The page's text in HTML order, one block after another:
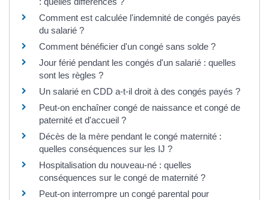
Comment est calculée l'indemnité de congés payés
du salarié ?
Comment bénéficier d'un congé sans solde ?
Jour férié pendant les congés d'un salarié : quelles
sont les règles ?
Un salarié en CDD a-t-il droit à des congés payés ?
Peut-on enchaîner congé de naissance et congé de
paternité et d'accueil ?
Décès de la mère pendant le congé maternité :
quelles conséquences sur les IJ ?
Hospitalisation du nouveau-né : quelles
conséquences sur le congé de maternité ?
Peut-on interrompre un congé parental pour